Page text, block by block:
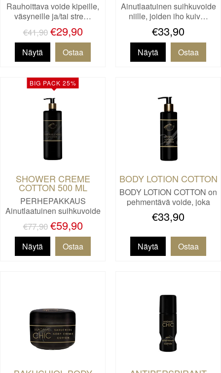
Rauhoittava voide kipeille,
väsyneille ja/tai stre…
€41,90 €29,90
Näytä
Ainutlaatuinen suihkuvoide
niille, joiden iho kuiv…
€33,90
Näytä
BIG PACK 25%
SHOWER CREME
COTTON 500 ML
PERHEPAKKAUS
Ainutlaatuinen suihkuvoide
niille, jo…
€77,90 €59,90
Näytä
BODY LOTION COTTON
BODY LOTION COTTON on
pehmentävä voide, joka
ravit…
€33,90
Näytä